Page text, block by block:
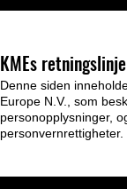
KMEs
Denne siden
Europe N.V., som
personopplysninger,
personvernrettigheter.